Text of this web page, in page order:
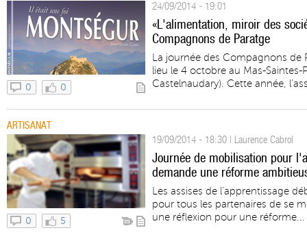
0 0
24/09/2014 - 19:01
«L'alimentation, miroir des
Compagnons de Paratge
La journée des Compagnons
lieu le 4 octobre au Mas-Saintes-
Castelnaudary). Cette année,
ARTISANAT
0 5
19/09/2014 - 18:30 | Laurence Cabrol
Journée de mobilisation pour
demande une réforme
Les assises de l’apprentissage
pour tous les partenaires de se
une réflexion pour une réforme...